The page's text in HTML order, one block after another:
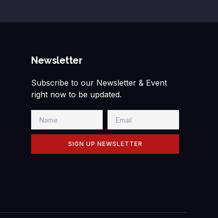
Newsletter
Subscribe to our Newsletter & Event
right now to be updated.
SIGN UP NEWSLETTER